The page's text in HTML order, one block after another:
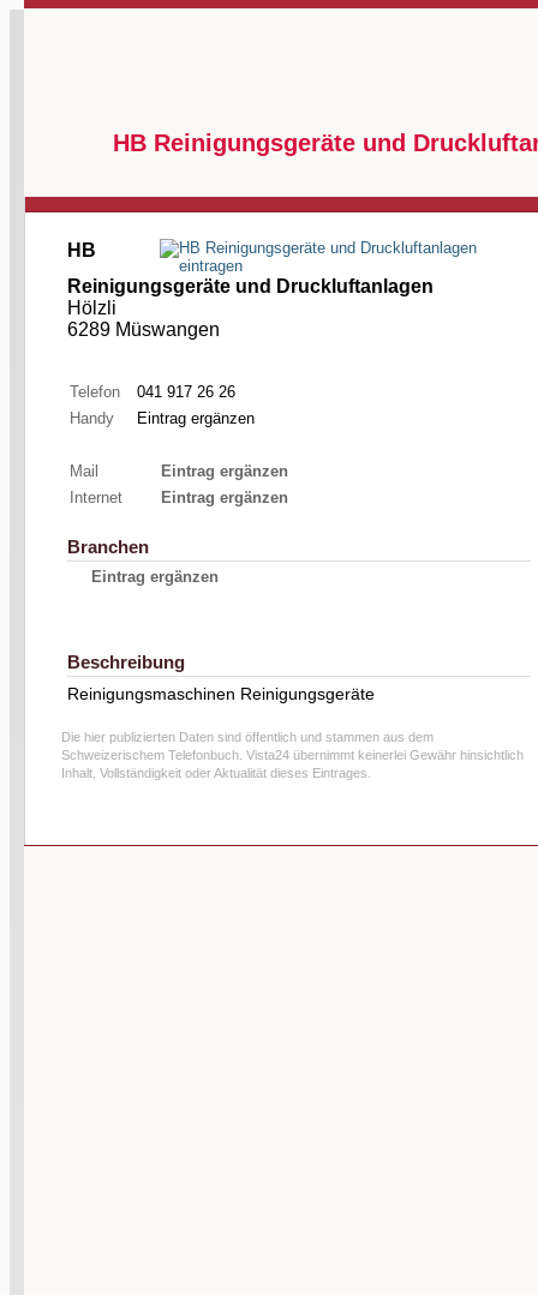
HB Reinigungsgeräte und
HB
Reinigungsgeräte und Druckluftanlagen
Hölzli
6289 Müswangen
Telefon
041 917 26 26
Handy
Eintrag ergänzen
Mail
Eintrag ergänzen
Internet
Eintrag ergänzen
Branchen
Eintrag ergänzen
Beschreibung
Reinigungsmaschinen Reinigungsgeräte
Die hier publizierten Daten sind öffentlich und stammen aus dem
Schweizerischem Telefonbuch. Vista24 übernimmt keinerlei Gewähr hinsichtlich
Inhalt, Vollständigkeit oder Aktualität dieses Eintrages.